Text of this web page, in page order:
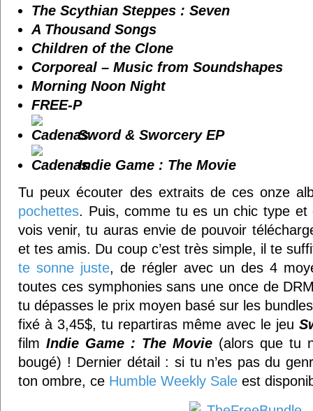
The Scythian Steppes : Seven
A Thousand Songs
Children of the Clone
Corporeal – Music from Soundshapes
Morning Noon Night
FREE-P
Sword & Sworcery EP
Indie Game : The Movie
Tu peux écouter des extraits de ces onze
pochettes. Puis, comme tu es un chic type
vois venir, tu auras envie de pouvoir
et tes amis. Du coup c’est très simple, il te
te sonne juste, de régler avec un des 4
toutes ces symphonies sans une once de
tu dépasses le prix moyen basé sur les
fixé à 3,45$, tu repartiras même avec le jeu
film Indie Game : The Movie (alors que tu
bougé) ! Dernier détail : si tu n’es pas du
ton ombre, ce Humble Weekly Sale est